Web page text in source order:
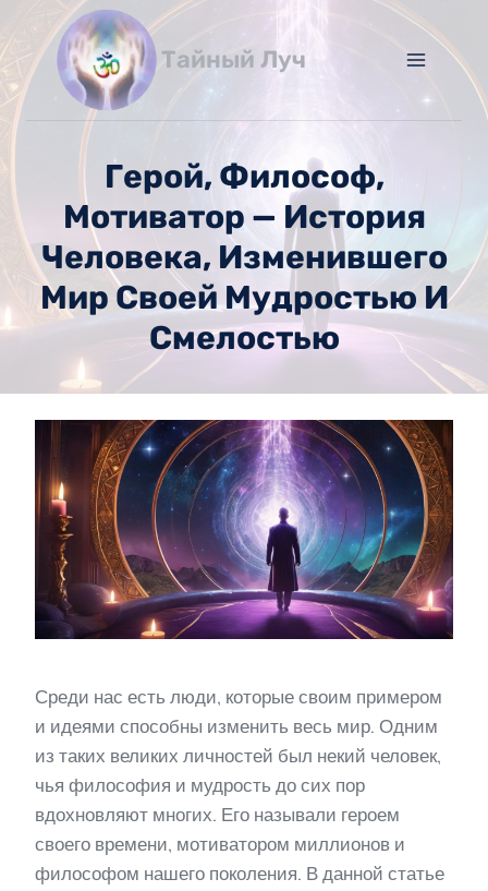
Перейти
к
содержимому
Тайный Луч
Герой, Философ,
Мотиватор — История
Человека, Изменившего
Мир Своей Мудростью И
Смелостью
Среди нас есть люди, которые своим примером
и идеями способны изменить весь мир. Одним
из таких великих личностей был некий человек,
чья философия и мудрость до сих пор
вдохновляют многих. Его называли героем
своего времени, мотиватором миллионов и
философом нашего поколения. В данной статье